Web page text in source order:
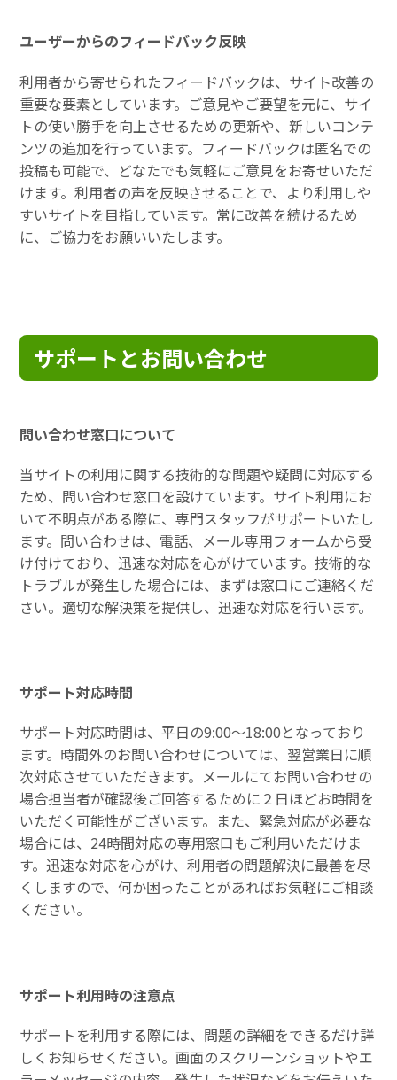
ユーザーからのフィードバック反映
利用者から寄せられたフィードバックは、サイト改善の
重要な要素としています。ご意見やご要望を元に、サイ
トの使い勝手を向上させるための更新や、新しいコンテ
ンツの追加を行っています。フィードバックは匿名での
投稿も可能で、どなたでも気軽にご意見をお寄せいただ
けます。利用者の声を反映させることで、より利用しや
すいサイトを目指しています。常に改善を続けるため
に、ご協力をお願いいたします。
サポートとお問い合わせ
問い合わせ窓口について
当サイトの利用に関する技術的な問題や疑問に対応する
ため、問い合わせ窓口を設けています。サイト利用にお
いて不明点がある際に、専門スタッフがサポートいたし
ます。問い合わせは、電話、メール専用フォームから受
け付けており、迅速な対応を心がけています。技術的な
トラブルが発生した場合には、まずは窓口にご連絡くだ
さい。適切な解決策を提供し、迅速な対応を行います。
サポート対応時間
サポート対応時間は、平日の9:00〜18:00となっており
ます。時間外のお問い合わせについては、翌営業日に順
次対応させていただきます。メールにてお問い合わせの
場合担当者が確認後ご回答するために２日ほどお時間を
いただく可能性がございます。また、緊急対応が必要な
場合には、24時間対応の専用窓口もご利用いただけま
す。迅速な対応を心がけ、利用者の問題解決に最善を尽
くしますので、何か困ったことがあればお気軽にご相談
ください。
サポート利用時の注意点
サポートを利用する際には、問題の詳細をできるだけ詳
しくお知らせください。画面のスクリーンショットやエ